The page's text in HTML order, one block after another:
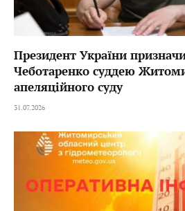
Президент України
Чеботаренко суддею
апеляційного суду
31.07.2026